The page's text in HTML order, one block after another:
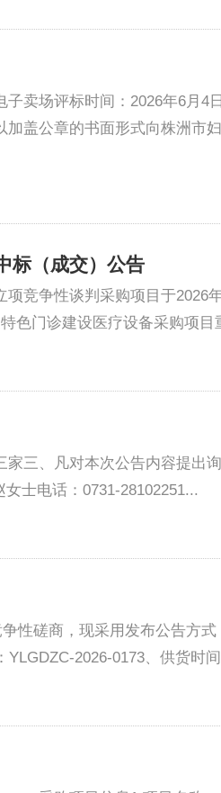
卖场评标时间：2026年6月4
盖公章的书面形式向株洲市
标（成交）公告
竞争性谈判采购项目于2026
色门诊建设医疗设备采购项
三、凡对本次公告内容提出
士电话：0731-28102251...
性磋商，现采用发布公告方
2026-0173、供货时